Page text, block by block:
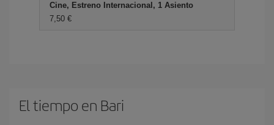
Cine, Estreno Internacional, 1 Asiento
7,50 €
El tiempo en Bari